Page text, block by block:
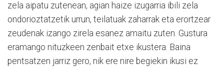
zela aipatu zutenean, agian haize izugarria ibili zela
ondorioztatzetik urrun, teilatuak zaharrak eta erortzear
zeudenak izango zirela esanez amaitu zuten. Gustura
eramango nituzkeen zenbait etxe ikustera. Baina
pentsatzen jarriz gero, nik ere nire begiekin ikusi ez